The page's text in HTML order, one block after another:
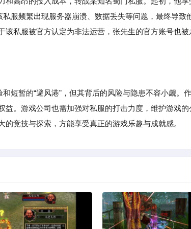
服频繁出现服务器崩溃、数据丢失等问题，最终导致
私服被官方认定为非法运营，张先生的官方账号也被
短暂的“避风港”，但其背后的风险与隐患不容小觑。作
。游戏公司也需加强对私服的打击力度，维护游戏的
竞技与探索，方能享受真正的游戏乐趣与成就感。